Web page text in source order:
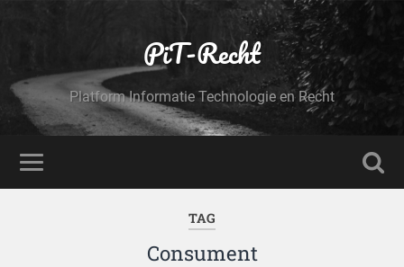
PiT-Recht
Platform Informatie Technologie en Recht
TAG
Consument